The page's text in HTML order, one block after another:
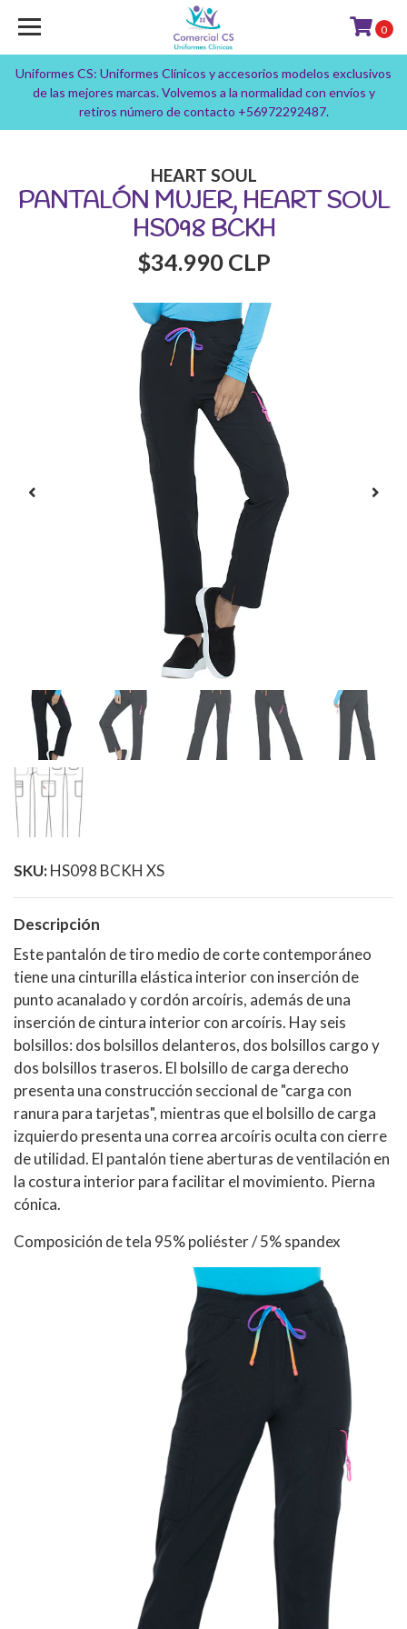
Uniformes CS: Uniformes Clínicos y accesorios modelos exclusivos
de las mejores marcas. Volvemos a la normalidad con envíos y
retiros número de contacto +56972292487.
0
HEART SOUL
PANTALÓN MUJER, HEART SOUL
HS098 BCKH
$34.990 CLP
SKU:HS098 BCKH XS
Descripción
Este pantalón de tiro medio de corte contemporáneo
tiene una cinturilla elástica interior con inserción de
punto acanalado y cordón arcoíris, además de una
inserción de cintura interior con arcoíris. Hay seis
bolsillos: dos bolsillos delanteros, dos bolsillos cargo y
dos bolsillos traseros. El bolsillo de carga derecho
presenta una construcción seccional de "carga con
ranura para tarjetas", mientras que el bolsillo de carga
izquierdo presenta una correa arcoíris oculta con cierre
de utilidad. El pantalón tiene aberturas de ventilación en
la costura interior para facilitar el movimiento. Pierna
cónica.
Composición de tela 95% poliéster / 5% spandex